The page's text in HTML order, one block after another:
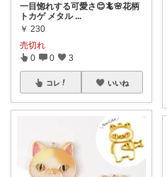
一目惚れする可愛さ😊🦎🌸花柄
トカゲ メタル ...
￥ 230
売切れ
0 0 3
コレ いいね